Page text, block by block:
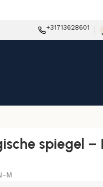
+31713628601
spiegel –
M